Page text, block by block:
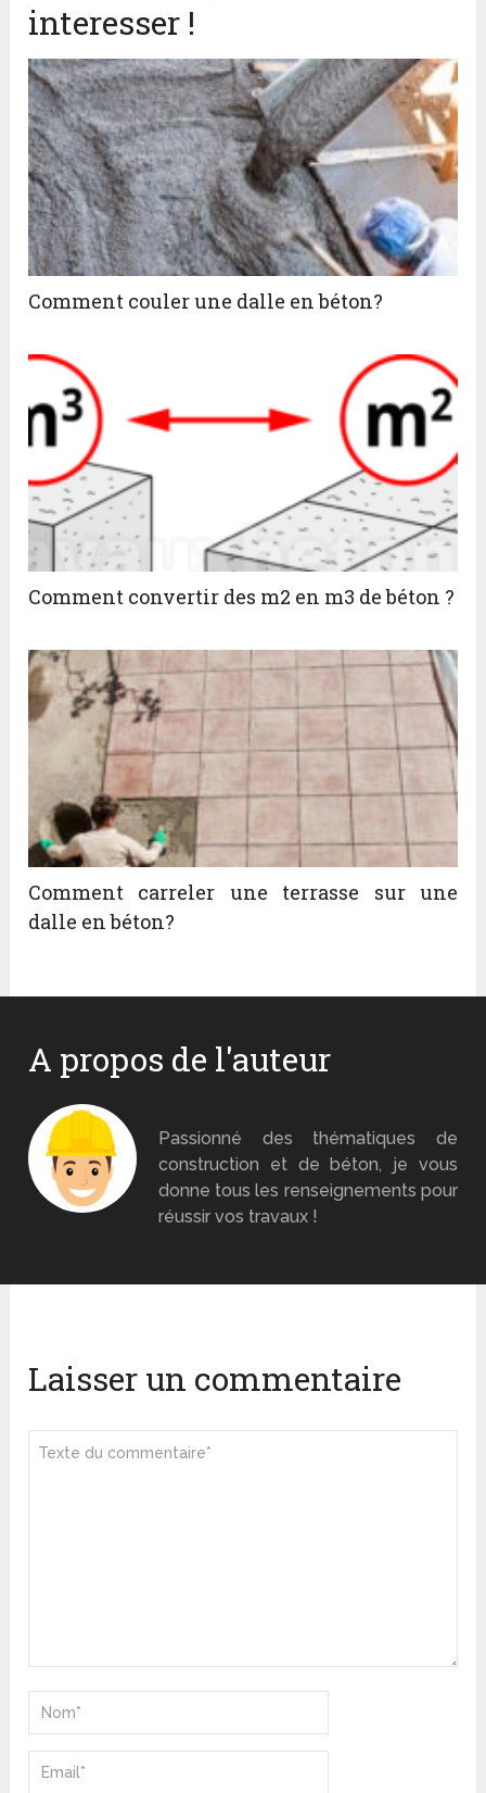
interesser !
Comment couler une dalle en béton?
Comment convertir des m2 en m3 de béton ?
Comment carreler une terrasse sur une
dalle en béton?
A propos de l'auteur
Passionné des thématiques de
construction et de béton, je vous
donne tous les renseignements pour
réussir vos travaux !
Laisser un commentaire